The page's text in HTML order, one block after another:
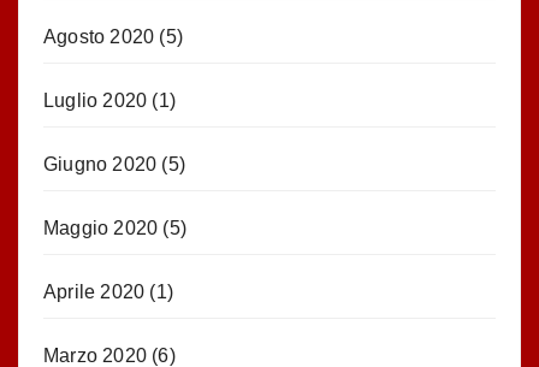
Agosto 2020 (5)
Luglio 2020 (1)
Giugno 2020 (5)
Maggio 2020 (5)
Aprile 2020 (1)
Marzo 2020 (6)